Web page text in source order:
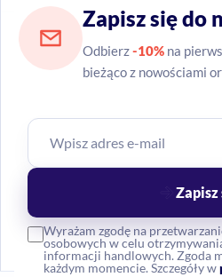
Zapisz się do
Odbierz-10% na
bieżąco z nowościami
Wyrażam zgodę na
osobowych w celu
informacji handlowych. Zgoda
każdym momencie. Szczegóły w
Zapisz